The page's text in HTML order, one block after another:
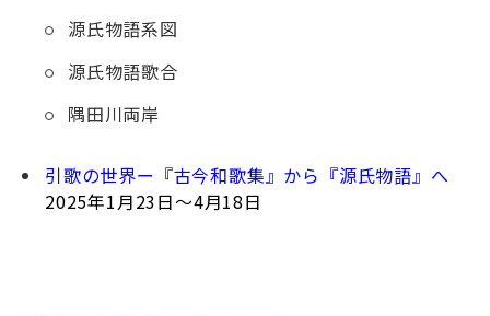
源氏物語系図
源氏物語歌合
隅田川両岸
引歌の世界ー『古今和歌集』から『源氏物語』へ
2025年1月23日～4月18日